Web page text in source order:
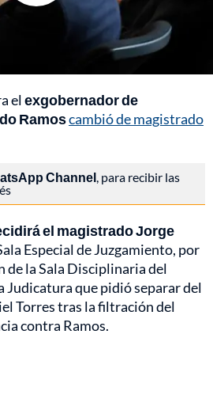
elexgobernador de
Ramoscambió de magistrado
Channel , para recibir las
el magistrado Jorge
Especial de Juzgamiento, por
de la Sala Disciplinaria del
Judicatura que pidió separar del
Torres tras la filtración del
contra Ramos.